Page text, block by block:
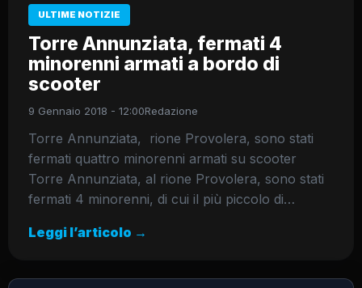
ULTIME NOTIZIE
Torre Annunziata, fermati 4
minorenni armati a bordo di
scooter
9 Gennaio 2018 - 12:00Redazione
Torre Annunziata, rione Provolera, sono stati
fermati quattro minorenni armati su scooter
Torre Annunziata, al rione Provolera, sono stati
fermati 4 minorenni, di cui il più piccolo di…
Leggi l’articolo →